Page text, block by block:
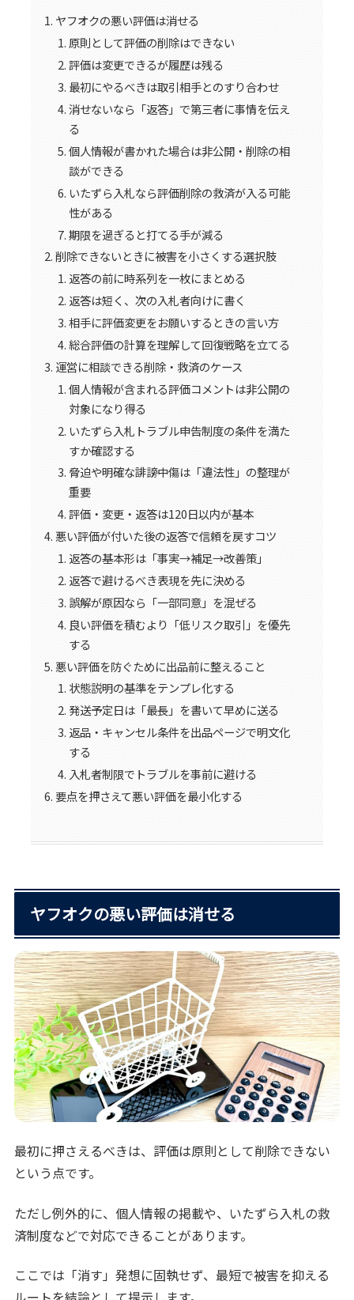
ヤフオクの悪い評価は消せる
原則として評価の削除はできない
評価は変更できるが履歴は残る
最初にやるべきは取引相手とのすり合わせ
消せないなら「返答」で第三者に事情を伝え
る
個人情報が書かれた場合は非公開・削除の相
談ができる
いたずら入札なら評価削除の救済が入る可能
性がある
期限を過ぎると打てる手が減る
削除できないときに被害を小さくする選択肢
返答の前に時系列を一枚にまとめる
返答は短く、次の入札者向けに書く
相手に評価変更をお願いするときの言い方
総合評価の計算を理解して回復戦略を立てる
運営に相談できる削除・救済のケース
個人情報が含まれる評価コメントは非公開の
対象になり得る
いたずら入札トラブル申告制度の条件を満た
すか確認する
脅迫や明確な誹謗中傷は「違法性」の整理が
重要
評価・変更・返答は120日以内が基本
悪い評価が付いた後の返答で信頼を戻すコツ
返答の基本形は「事実→補足→改善策」
返答で避けるべき表現を先に決める
誤解が原因なら「一部同意」を混ぜる
良い評価を積むより「低リスク取引」を優先
する
悪い評価を防ぐために出品前に整えること
状態説明の基準をテンプレ化する
発送予定日は「最長」を書いて早めに送る
返品・キャンセル条件を出品ページで明文化
する
入札者制限でトラブルを事前に避ける
要点を押さえて悪い評価を最小化する
ヤフオクの悪い評価は消せる
最初に押さえるべきは、評価は原則として削除できない
という点です。
ただし例外的に、個人情報の掲載や、いたずら入札の救
済制度などで対応できることがあります。
ここでは「消す」発想に固執せず、最短で被害を抑える